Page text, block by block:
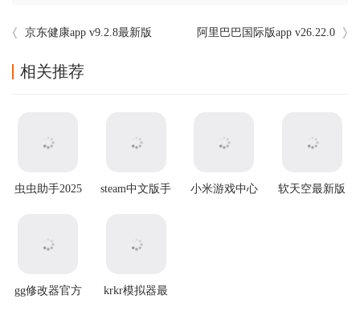
京东健康app v9.2.8最新版 阿里巴巴国际版app v26.22.0
相关推荐
虫虫助手2025
steam中文版手
小米游戏中心
软天空最新版
gg修改器官方
krkr模拟器最